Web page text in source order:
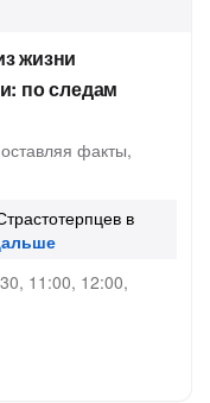
жизни
по следам
факты,
в
11:00, 12:00,